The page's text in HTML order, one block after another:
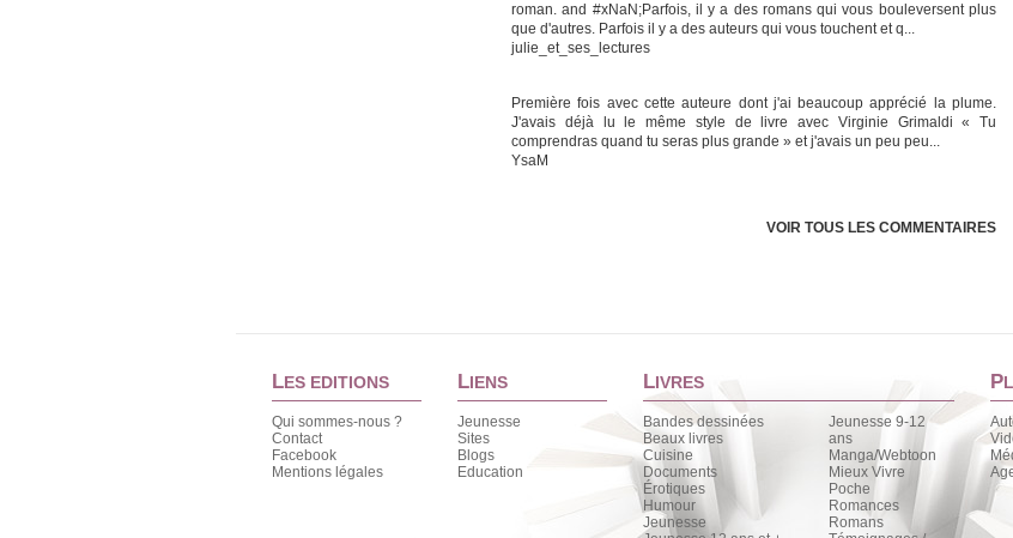
roman. and #xNaN;Parfois, il y a des romans qui vous bouleversent plus
que d'autres. Parfois il y a des auteurs qui vous touchent et q...
julie_et_ses_lectures
Première fois avec cette auteure dont j'ai beaucoup apprécié la plume.
J'avais déjà lu le même style de livre avec Virginie Grimaldi « Tu
comprendras quand tu seras plus grande » et j'avais un peu peu...
YsaM
VOIR TOUS LES COMMENTAIRES
LES EDITIONS
Qui sommes-nous ?
Contact
Facebook
Mentions légales
LIENS
Jeunesse
Sites
Blogs
Education
LIVRES
Bandes dessinées
Beaux livres
Cuisine
Documents
Érotiques
Humour
Jeunesse
Jeunesse 9-12
ans
Manga/Webtoon
Mieux Vivre
Poche
Romances
Romans
P